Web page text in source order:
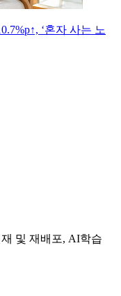
‘혼자 사는 노
및 재배포, AI학습